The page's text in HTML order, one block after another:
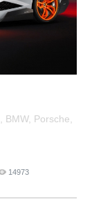
BMW, Porsche
14973